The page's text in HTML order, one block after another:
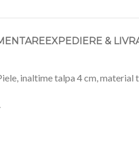
EXPEDIERE &
inaltime talpa 4 cm,